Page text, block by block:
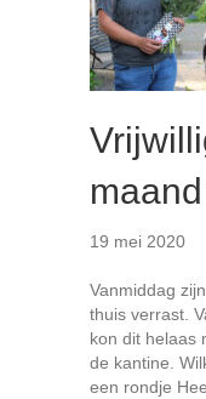
19 mei 2020
Vanmiddag
thuis verrast.
kon dit helaas
de kantine.
een rondje